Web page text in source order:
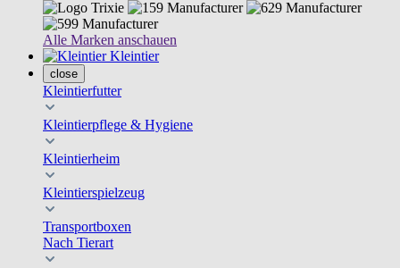
Alle Marken anschauen
Kleintier
close
Kleintierfutter
Kleintierpflege & Hygiene
Kleintierheim
Kleintierspielzeug
Transportboxen
Nach Tierart